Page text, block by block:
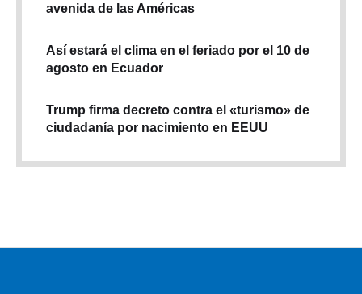
avenida de las Américas
Así estará el clima en el feriado por el 10 de
agosto en Ecuador
Trump firma decreto contra el «turismo» de
ciudadanía por nacimiento en EEUU